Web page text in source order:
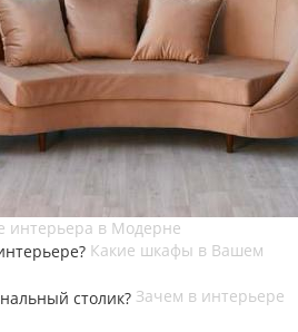
интерьера в Модерне
Какие шкафы в Вашем
Зачем в интерьере